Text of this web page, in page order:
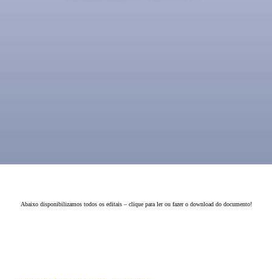
Abaixo disponibilizamos todos os editais – clique para ler ou fazer o download do documento!